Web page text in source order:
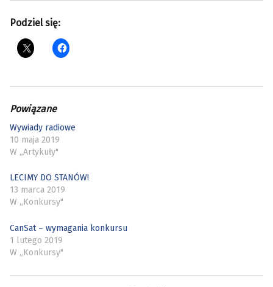
Podziel się:
Powiązane
Wywiady radiowe
10 maja 2019
W „Artykuły"
LECIMY DO STANÓW!
13 marca 2019
W „Konkursy"
CanSat – wymagania konkursu
1 lutego 2019
W „Konkursy"